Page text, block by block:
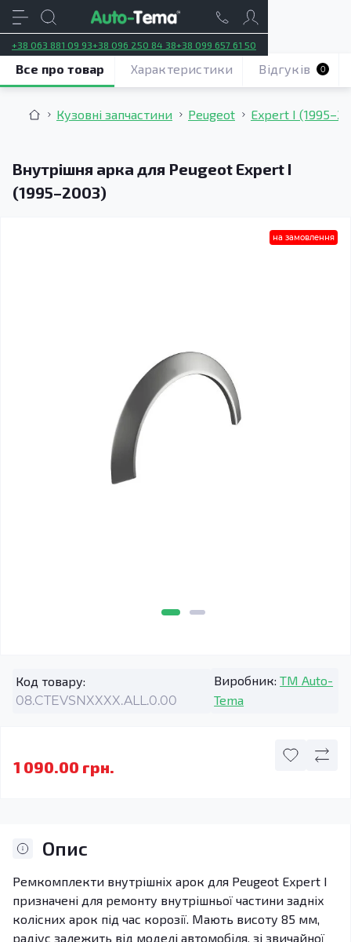
+38 063 881 09 93+38 096 250 84 38+38 099 657 61 50
Кузовні запчастини Peugeot Expert I
Внутрішня арка для Peugeot Expert I
(1995–2003)
Все про товар Характеристики Відгуків 0
на замовлення
Код товару:
08.CTEVSNXXXX.ALL.0.00
Виробник: TM Auto-
Tema
1 090.00 грн.
Опис
Ремкомплекти внутрішніх арок для Peugeot Expert I
призначені для ремонту внутрішньої частини задніх
колісних арок під час корозії. Мають висоту 85 мм,
радіус залежить від моделі автомобіля. зі звичайної